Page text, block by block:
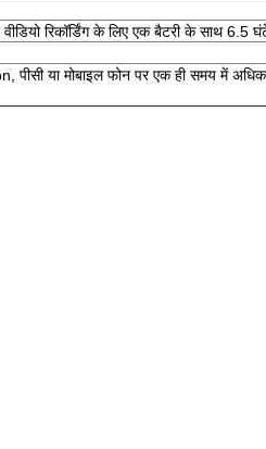
रिकॉर्डिंग के लिए एक बैटरी के साथ
पीसी या मोबाइल फोन पर एक ही समय में